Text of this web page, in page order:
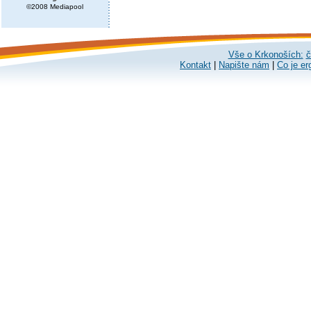
©2008 Mediapool
Vše o Krkonoších:
Kontakt
Napište nám Co je